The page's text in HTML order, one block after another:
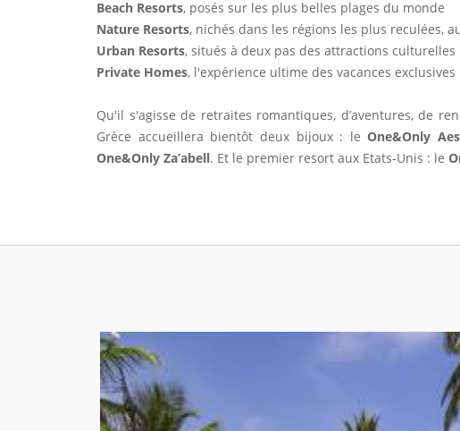
Beach Resorts, posés sur les plus belles plages du monde
Nature Resorts, nichés dans les régions les plus reculées,
Urban Resorts, situés à deux pas des attractions culturelles
Private Homes, l'expérience ultime des vacances exclusives
Qu'il s'agisse de retraites romantiques, d’aventures, de
Grèce accueillera bientôt deux bijoux : leOne&Only
One&Only Za’abell. Et le premier resort aux Etats-Unis : le